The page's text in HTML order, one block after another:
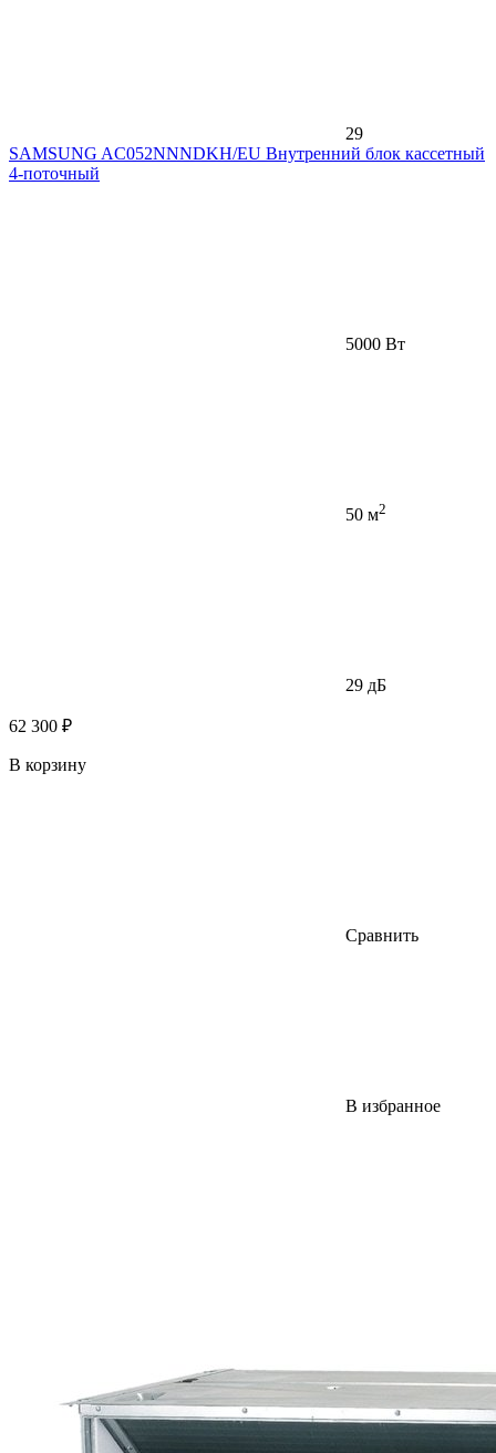
29
SAMSUNG AC052NNNDKH/EU Внутренний блок кассетный
4-поточный
5000 Вт
50 м2
29 дБ
62 300 ₽
В корзину
Сравнить
В избранное